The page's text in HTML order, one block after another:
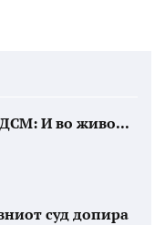
И во живо...
суд допира